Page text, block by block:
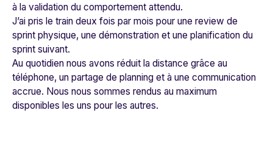
à la validation du comportement attendu.
J’ai pris le train deux fois par mois pour une review de
sprint physique, une démonstration et une planification du
sprint suivant.
Au quotidien nous avons réduit la distance grâce au
téléphone, un partage de planning et à une communication
accrue. Nous nous sommes rendus au maximum
disponibles les uns pour les autres.